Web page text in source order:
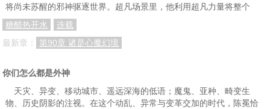
将尚未苏醒的邪神驱逐世界。超凡场景里，他利用超凡力量将整个
糖醋热开水
连载
最新章：
第90章 诸是心魔幻境
你们怎么都是外神
天灾、异变、移动城市、遥远深海的低语；魔鬼、亚种、畸变生
物、历史阴影的注视。在这个动乱、异常与变革交加的时代，陈冕恰